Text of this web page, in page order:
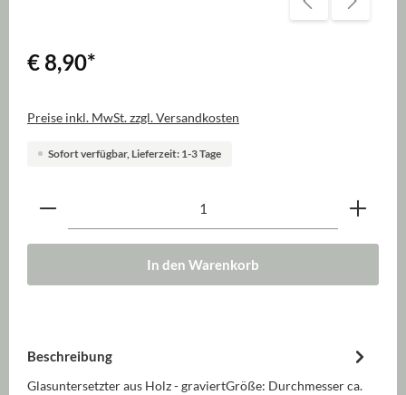
€ 8,90*
Preise inkl. MwSt. zzgl. Versandkosten
Sofort verfügbar, Lieferzeit: 1-3 Tage
Produkt Anzahl: Gib den gewünschten Wert ein
In den Warenkorb
Beschreibung
Glasuntersetzter aus Holz - graviertGröße: Durchmesser ca.